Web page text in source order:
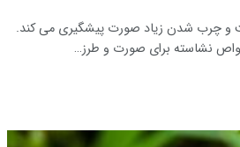
و چرب شدن زیاد صورت پیشگیری می کند.
نشاسته برای صورت و طرز…